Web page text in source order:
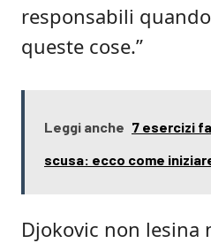
responsabili
queste cose.”
Leggi anche 7 esercizi
scusa: ecco come
Djokovic non lesina